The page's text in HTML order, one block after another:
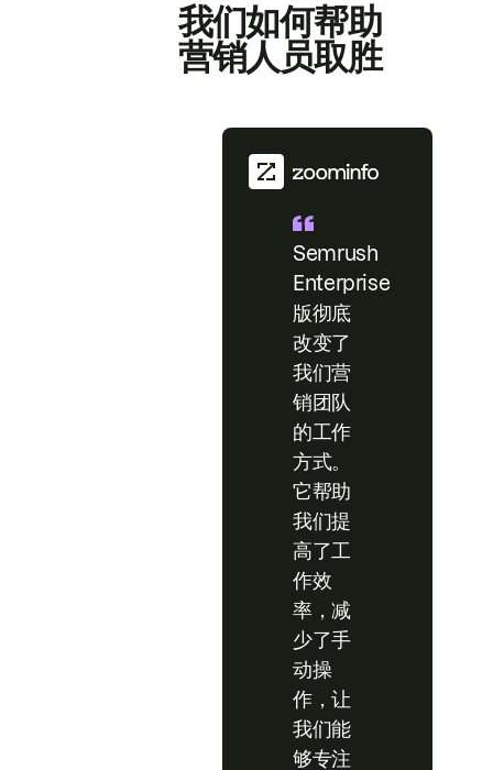
我们如何帮助
营销人员取胜
Semrush
Enterprise
版彻底
改变了
我们营
销团队
的工作
方式。
它帮助
我们提
高了工
作效
率，减
少了手
动操
作，让
我们能
够专注